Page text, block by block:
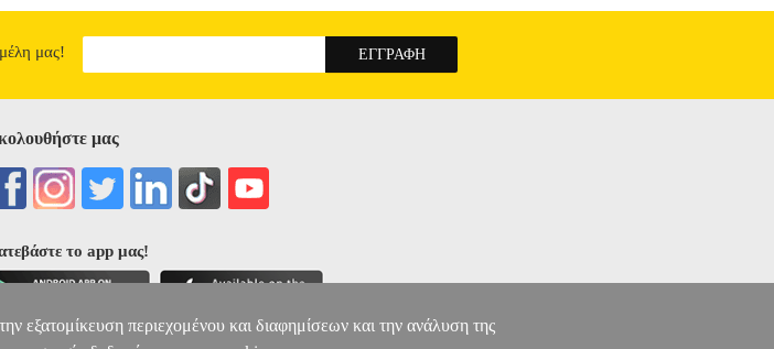
μέλη μας!
μας
το app μας!
εξατομίκευση περιεχομένου και διαφημίσεων και την ανάλυση της